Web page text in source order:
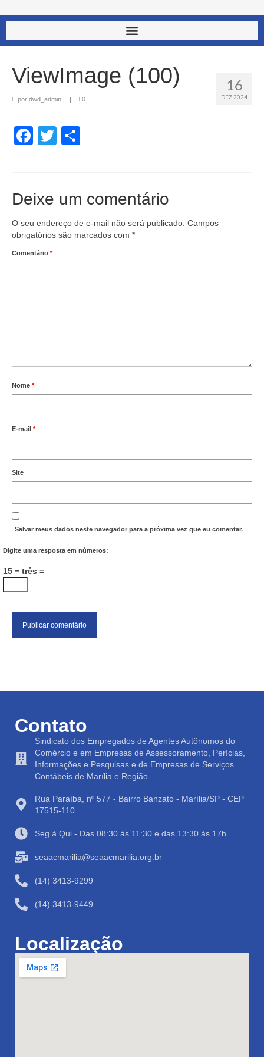
16
DEZ 2024
ViewImage (100)
por dwd_admin 0
Facebook
Twitter
Deixe um comentário
O seu endereço de e-mail não será publicado. Campos
obrigatórios são marcados com *
Comentário *
Nome *
E-mail *
Site
Salvar meus dados neste navegador para a próxima vez que eu comentar.
Digite uma resposta em números:
15 − três =
Contato
Sindicato dos Empregados de Agentes Autônomos do
Comércio e em Empresas de Assessoramento, Perícias,
Informações e Pesquisas e de Empresas de Serviços
Contábeis de Marília e Região
Rua Paraíba, nº 577 - Bairro Banzato - Marília/SP - CEP
17515-110
Seg à Qui - Das 08:30 às 11:30 e das 13:30 às 17h
seaacmarilia@seaacmarilia.org.br
(14) 3413-9299
(14) 3413-9449
Localização